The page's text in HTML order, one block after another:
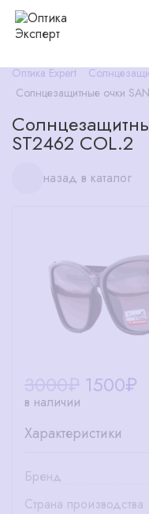
Оптика Expert
Солнцезащитные очки
ST2462 COL.2
назад в каталог
1500₽
в наличии
Характеристики
Бренд
Страна производства